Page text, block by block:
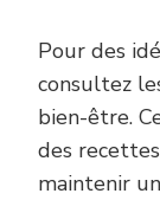
Pour des
consultez
bien-être.
des
maintenir